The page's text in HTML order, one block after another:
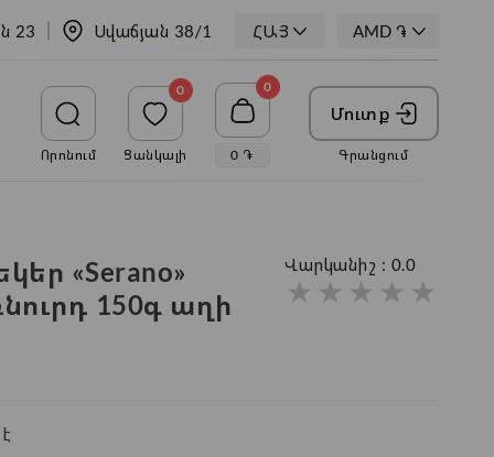
23 Սվաճյան 38/1 ՀԱՅ
Որոնում
0
Ցանկալի
0
0 ֏
Մուտք
Գրանցում
«Serano»
150գ աղի
Վարկանիշ : 0.0
★
★
★
★
★